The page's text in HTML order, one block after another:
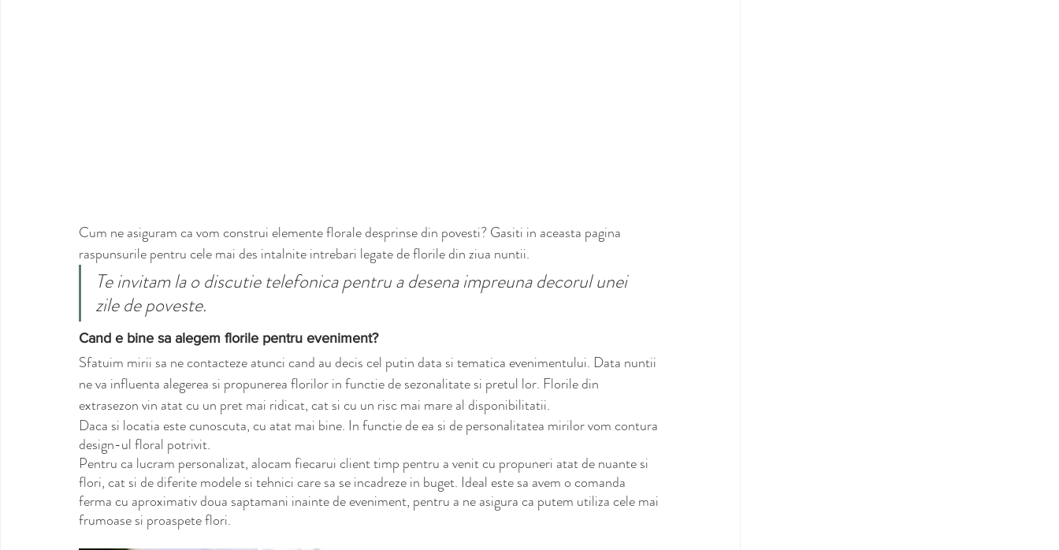
Cum ne asiguram ca vom construi elemente florale desprinse din povesti? Gasiti in aceasta pagina
raspunsurile pentru cele mai des intalnite intrebari legate de florile din ziua nuntii.
Te invitam la o discutie telefonica pentru a desena impreuna decorul unei
zile de poveste.
Cand e bine sa alegem florile pentru eveniment?
Sfatuim mirii sa ne contacteze atunci cand au decis cel putin data si tematica evenimentului. Data nuntii
ne va influenta alegerea si propunerea florilor in functie de sezonalitate si pretul lor. Florile din
extrasezon vin atat cu un pret mai ridicat, cat si cu un risc mai mare al disponibilitatii.
Daca si locatia este cunoscuta, cu atat mai bine. In functie de ea si de personalitatea mirilor vom contura
design-ul floral potrivit.
Pentru ca lucram personalizat, alocam fiecarui client timp pentru a venit cu propuneri atat de nuante si
flori, cat si de diferite modele si tehnici care sa se incadreze in buget. Ideal este sa avem o comanda
ferma cu aproximativ doua saptamani inainte de eveniment, pentru a ne asigura ca putem utiliza cele mai
frumoase si proaspete flori.